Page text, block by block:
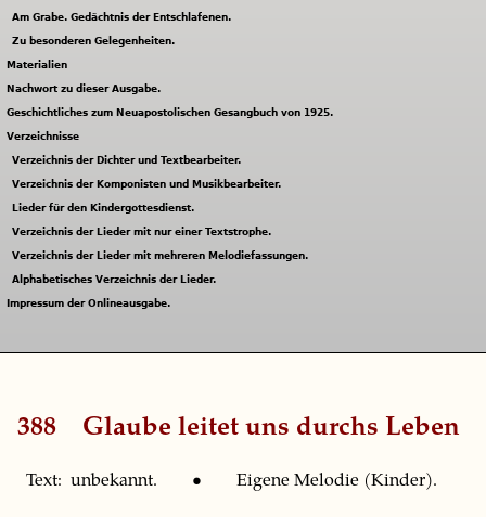
Am Grabe. Gedächtnis der Entschlafenen.
Zu besonderen Gelegenheiten.
Materialien
Nachwort zu dieser Ausgabe.
Geschichtliches zum Neuapostolischen Gesangbuch von 1925.
Verzeichnisse
Verzeichnis der Dichter und Textbearbeiter.
Verzeichnis der Komponisten und Musikbearbeiter.
Lieder für den Kindergottesdienst.
Verzeichnis der Lieder mit nur einer Textstrophe.
Verzeichnis der Lieder mit mehreren Melodiefassungen.
Alphabetisches Verzeichnis der Lieder.
Impressum der Onlineausgabe.
388 Glaube leitet uns durchs Leben
Text: unbekannt. • Eigene Melodie (Kinder).